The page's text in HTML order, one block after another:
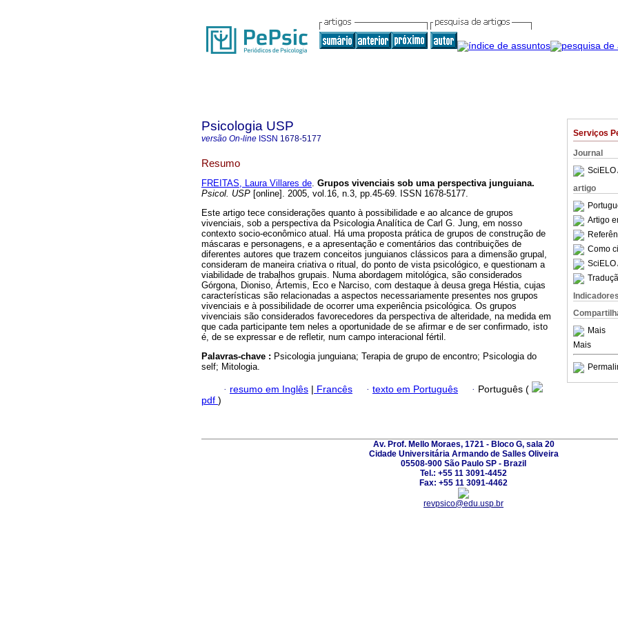
Serviços
Journal
SciELO
artigo
Artigo
Como
SciELO
Indicadores
Mais
Mais
Psicologia USP
versão On-line ISSN 1678-5177
Resumo
FREITAS, Laura Villares de. Grupos vivenciais sob uma perspectiva junguiana.
Psicol. USP [online]. 2005, vol.16, n.3, pp.45-69. ISSN 1678-5177.
Este artigo tece considerações quanto à possibilidade e ao alcance de grupos
vivenciais, sob a perspectiva da Psicologia Analítica de Carl G. Jung, em nosso
contexto socio-econômico atual. Há uma proposta prática de grupos de construção de
máscaras e personagens, e a apresentação e comentários das contribuições de
diferentes autores que trazem conceitos junguianos clássicos para a dimensão grupal,
consideram de maneira criativa o ritual, do ponto de vista psicológico, e questionam a
viabilidade de trabalhos grupais. Numa abordagem mitológica, são considerados
Górgona, Dioniso, Ártemis, Eco e Narciso, com destaque à deusa grega Héstia, cujas
características são relacionadas a aspectos necessariamente presentes nos grupos
vivenciais e à possibilidade de ocorrer uma experiência psicológica. Os grupos
vivenciais são considerados favorecedores da perspectiva de alteridade, na medida em
que cada participante tem neles a oportunidade de se afirmar e de ser confirmado, isto
é, de se expressar e de refletir, num campo interacional fértil.
Palavras-chave : Psicologia junguiana; Terapia de grupo de encontro; Psicologia do
self; Mitologia.
· resumo em Inglês | Francês · texto em Português · Português (
pdf )
Av. Prof. Mello Moraes, 1721 - Bloco G, sala 20
Cidade Universitária Armando de Salles Oliveira
05508-900 São Paulo SP - Brazil
Tel.: +55 11 3091-4452
Fax: +55 11 3091-4462
revpsico@edu.usp.br